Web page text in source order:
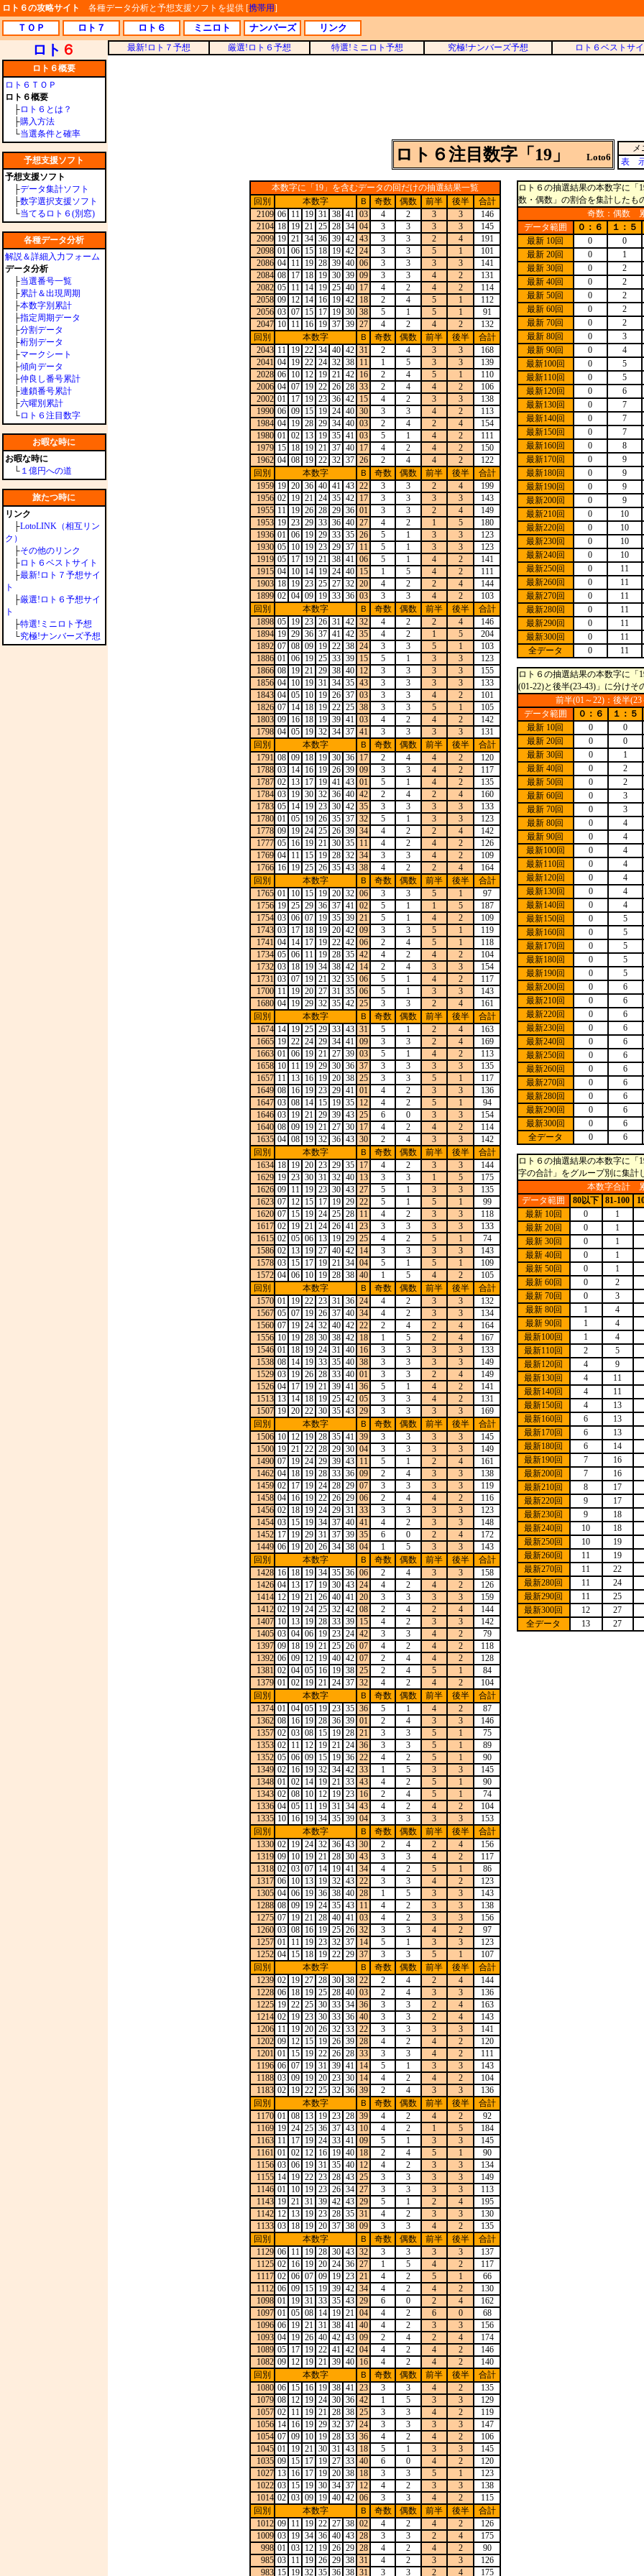
ロト６の攻略サイト 各種データ分析と予想支援ソフトを提供 [携帯用]
ＴＯＰ ロト７ ロト６ ミニロト ナンバーズ リンク
ロト ６
ロト６概要
ロト６ＴＯＰ
ロト６概要
├ロト６とは？
├購入方法
└当選条件と確率
予想支援ソフト
予想支援ソフト
├データ集計ソフト
├数字選択支援ソフト
└当てるロト６(別窓)
各種データ分析
解説＆詳細入力フォーム
データ分析
├当選番号一覧
├累計＆出現周期
├本数字別累計
├指定周期データ
├分割データ
├桁別データ
├マークシート
├傾向データ
├仲良し番号累計
├連鎖番号累計
├六曜別累計
└ロト６注目数字
お暇な時に
お暇な時に
└１億円への道
旅たつ時に
リンク
├LotoLINK（相互リン
ク）
├その他のリンク
├ロト６ベストサイト
├最新!ロト７予想サイ
ト
├厳選!ロト６予想サイ
ト
├特選!ミニロト予想
└究極!ナンバーズ予想
最新!ロト７予想 厳選!ロト６予想 特選!ミニロト予想 究極!ナンバーズ予想 ロト６ベストサイ
ロト６注目数字「19」 Loto6
メ
表
本数字に「19」を含むデータの回だけの抽選結果一覧
回別
本数字 Ｂ 奇数 偶数 前半 後半
合計
2109 06 11 19 31 38 41 03 4 2 3 3
146
2104 18 19 21 25 28 34 04 3 3 3 3
145
2099 19 21 34 36 39 42 43 3 3 2 4
191
2098 01 06 15 18 19 42 24 3 3 5 1
101
2086 04 11 19 28 39 40 06 3 3 3 3
141
2084 08 17 18 19 30 39 09 3 3 4 2
131
2082 05 11 14 19 25 40 17 4 2 4 2
114
2058 09 12 14 16 19 42 18 2 4 5 1
112
2056 03 07 15 17 19 30 38 5 1 5 1
91
2047 10 11 16 19 37 39 27 4 2 4 2
132
回別
本数字 Ｂ 奇数 偶数 前半 後半
合計
2043 11 19 22 34 40 42 31 2 4 3 3
168
2041 04 19 22 24 32 38 11 1 5 3 3
139
2028 06 10 12 19 21 42 16 2 4 5 1
110
2006 04 07 19 22 26 28 33 2 4 4 2
106
2002 01 17 19 23 36 42 15 4 2 3 3
138
1990 06 09 15 19 24 40 30 3 3 4 2
113
1984 04 19 28 29 34 40 03 2 4 2 4
154
1980 01 02 13 19 35 41 03 5 1 4 2
111
1979 15 18 19 21 37 40 17 4 2 4 2
150
1962 04 08 19 22 32 37 26 2 4 4 2
122
回別
本数字 Ｂ 奇数 偶数 前半 後半
合計
1959 19 20 36 40 41 43 22 3 3 2 4
199
1956 02 19 21 24 35 42 17 3 3 3 3
143
1955 11 19 26 28 29 36 01 3 3 2 4
149
1953 19 23 29 33 36 40 27 4 2 1 5
180
1936 01 06 19 29 33 35 26 5 1 3 3
123
1930 05 10 19 23 29 37 11 5 1 3 3
123
1919 05 17 19 21 38 41 06 5 1 4 2
141
1915 04 10 14 19 24 40 15 1 5 4 2
111
1903 18 19 23 25 27 32 20 4 2 2 4
144
1899 02 04 09 19 33 36 03 3 3 4 2
103
回別
本数字 Ｂ 奇数 偶数 前半 後半
合計
1898 05 19 23 26 31 42 32 4 2 2 4
146
1894 19 29 36 37 41 42 35 4 2 1 5
204
1892 07 08 09 19 22 38 24 3 3 5 1
103
1886 01 06 19 25 33 39 15 5 1 3 3
123
1866 08 19 21 29 38 40 12 3 3 3 3
155
1856 04 10 19 31 34 35 43 3 3 3 3
133
1843 04 05 10 19 26 37 03 3 3 4 2
101
1826 07 14 18 19 22 25 38 3 3 5 1
105
1803 09 16 18 19 39 41 03 4 2 4 2
142
1798 04 05 19 32 34 37 41 3 3 3 3
131
回別
本数字 Ｂ 奇数 偶数 前半 後半
合計
1791 08 09 18 19 30 36 17 2 4 4 2
120
1788 03 14 16 19 26 39 09 3 3 4 2
117
1787 02 13 17 19 41 43 01 5 1 4 2
135
1784 03 19 30 32 36 40 42 2 4 2 4
160
1783 05 14 19 23 30 42 35 3 3 3 3
133
1780 01 05 19 26 35 37 32 5 1 3 3
123
1778 09 19 24 25 26 39 34 4 2 2 4
142
1777 05 16 19 21 30 35 11 4 2 4 2
126
1769 04 11 15 19 28 32 34 3 3 4 2
109
1766 16 19 25 26 35 43 38 4 2 2 4
164
回別
本数字 Ｂ 奇数 偶数 前半 後半
合計
1765 01 10 15 19 20 32 06 3 3 5 1
97
1756 19 25 29 36 37 41 02 5 1 1 5
187
1754 03 06 07 19 35 39 21 5 1 4 2
109
1743 03 17 18 19 20 42 09 3 3 5 1
119
1741 04 14 17 19 22 42 06 2 4 5 1
118
1734 05 06 11 19 28 35 42 4 2 4 2
104
1732 03 18 19 34 38 42 14 2 4 3 3
154
1731 03 07 19 21 32 35 06 5 1 4 2
117
1700 11 19 20 27 31 35 06 5 1 3 3
143
1680 04 19 29 32 35 42 25 3 3 2 4
161
回別
本数字 Ｂ 奇数 偶数 前半 後半
合計
1674 14 19 25 29 33 43 31 5 1 2 4
163
1665 19 22 24 29 34 41 09 3 3 2 4
169
1663 01 06 19 21 27 39 03 5 1 4 2
113
1658 10 11 19 29 30 36 37 3 3 3 3
135
1657 11 13 16 19 20 38 25 3 3 5 1
117
1649 08 16 19 23 29 41 01 4 2 3 3
136
1647 03 08 14 15 19 35 12 4 2 5 1
94
1646 03 19 21 29 39 43 25 6 0 3 3
154
1640 08 09 19 21 27 30 17 4 2 4 2
114
1635 04 08 19 32 36 43 30 2 4 3 3
142
回別
本数字 Ｂ 奇数 偶数 前半 後半
合計
1634 18 19 20 23 29 35 17 4 2 3 3
144
1629 19 23 30 31 32 40 13 3 3 1 5
175
1626 09 11 19 23 30 43 27 5 1 3 3
135
1623 07 12 15 17 19 29 22 5 1 5 1
99
1620 07 15 19 24 25 28 11 4 2 3 3
118
1617 02 19 21 24 26 41 23 3 3 3 3
133
1615 02 05 06 13 19 29 25 4 2 5 1
74
1586 02 13 19 27 40 42 14 3 3 3 3
143
1578 03 15 17 19 21 34 04 5 1 5 1
109
1572 04 06 10 19 28 38 40 1 5 4 2
105
回別
本数字 Ｂ 奇数 偶数 前半 後半
合計
1570 01 19 22 23 31 36 24 4 2 3 3
132
1567 05 07 19 26 37 40 34 4 2 3 3
134
1560 07 19 24 32 40 42 22 2 4 2 4
164
1556 10 19 28 30 38 42 18 1 5 2 4
167
1546 01 18 19 24 31 40 16 3 3 3 3
133
1538 08 14 19 33 35 40 38 3 3 3 3
149
1529 03 19 26 28 33 40 01 3 3 2 4
149
1526 04 17 19 21 39 41 36 5 1 4 2
141
1513 13 14 18 19 25 42 05 3 3 4 2
131
1507 19 20 22 30 35 43 29 3 3 3 3
169
回別
本数字 Ｂ 奇数 偶数 前半 後半
合計
1506 10 12 19 28 35 41 39 3 3 3 3
145
1500 19 21 22 28 29 30 04 3 3 3 3
149
1490 07 19 24 29 39 43 11 5 1 2 4
161
1462 04 18 19 28 33 36 09 2 4 3 3
138
1459 02 17 19 24 28 29 07 3 3 3 3
119
1458 04 16 19 22 26 29 06 2 4 4 2
116
1456 02 18 19 24 29 31 33 3 3 3 3
123
1454 03 15 19 34 37 40 41 4 2 3 3
148
1452 17 19 29 31 37 39 35 6 0 2 4
172
1449 06 19 20 26 34 38 04 1 5 3 3
143
回別
本数字 Ｂ 奇数 偶数 前半 後半
合計
1428 16 18 19 34 35 36 06 2 4 3 3
158
1426 04 13 17 19 30 43 24 4 2 4 2
126
1414 12 19 21 26 40 41 20 3 3 3 3
159
1412 02 19 24 25 32 42 08 2 4 2 4
144
1407 10 13 19 28 33 39 15 4 2 3 3
142
1405 03 04 06 19 23 24 42 3 3 4 2
79
1397 09 18 19 21 25 26 07 4 2 4 2
118
1392 06 09 12 19 40 42 07 2 4 4 2
128
1381 02 04 05 16 19 38 25 2 4 5 1
84
1379 01 02 19 21 24 37 32 4 2 4 2
104
回別
本数字 Ｂ 奇数 偶数 前半 後半
合計
1374 01 04 05 19 23 35 36 5 1 4 2
87
1362 08 16 19 28 36 39 01 2 4 3 3
146
1357 02 03 08 15 19 28 21 3 3 5 1
75
1353 02 11 12 19 21 24 36 3 3 5 1
89
1352 05 06 09 15 19 36 22 4 2 5 1
90
1349 02 16 19 32 34 42 33 1 5 3 3
145
1348 01 02 14 19 21 33 43 4 2 5 1
90
1343 02 08 10 12 19 23 16 2 4 5 1
74
1336 04 05 11 19 31 34 43 4 2 4 2
104
1335 10 16 19 34 35 39 04 3 3 3 3
153
回別
本数字 Ｂ 奇数 偶数 前半 後半
合計
1330 02 19 24 32 36 43 30 2 4 2 4
156
1319 09 10 19 21 28 30 43 3 3 4 2
117
1318 02 03 07 14 19 41 34 4 2 5 1
86
1317 06 10 13 19 32 43 22 3 3 4 2
123
1305 04 06 19 36 38 40 28 1 5 3 3
143
1288 08 09 19 24 35 43 11 4 2 3 3
138
1275 07 19 21 28 40 41 03 4 2 3 3
156
1260 03 08 16 19 25 26 32 3 3 4 2
97
1257 01 11 19 23 32 37 14 5 1 3 3
123
1252 04 15 18 19 22 29 37 3 3 5 1
107
回別
本数字 Ｂ 奇数 偶数 前半 後半
合計
1239 02 19 27 28 30 38 22 2 4 2 4
144
1228 06 18 19 25 28 40 03 2 4 3 3
136
1225 19 22 25 30 33 34 36 3 3 2 4
163
1214 02 19 23 30 33 36 40 3 3 2 4
143
1206 11 19 20 26 32 33 22 3 3 3 3
141
1202 09 12 15 19 26 39 28 4 2 4 2
120
1201 01 15 19 22 26 28 33 3 3 4 2
111
1196 06 07 19 31 39 41 14 5 1 3 3
143
1188 03 09 19 20 23 30 14 4 2 4 2
104
1183 02 19 22 25 32 36 39 2 4 3 3
136
回別
本数字 Ｂ 奇数 偶数 前半 後半
合計
1170 01 08 13 19 23 28 39 4 2 4 2
92
1169 19 24 25 36 37 43 10 4 2 1 5
184
1163 11 17 19 24 33 41 09 5 1 3 3
145
1161 01 02 12 16 19 40 18 2 4 5 1
90
1156 03 06 19 31 35 40 12 4 2 3 3
134
1155 14 19 22 23 28 43 25 3 3 3 3
149
1146 01 10 19 23 26 34 27 3 3 3 3
113
1143 19 21 31 39 42 43 29 5 1 2 4
195
1142 12 13 19 23 28 35 31 4 2 3 3
130
1133 03 18 19 20 37 38 09 3 3 4 2
135
回別
本数字 Ｂ 奇数 偶数 前半 後半
合計
1129 06 11 19 28 30 43 32 3 3 3 3
137
1125 02 16 19 20 24 36 27 1 5 4 2
117
1117 02 06 07 09 19 23 21 4 2 5 1
66
1112 06 09 15 19 39 42 34 4 2 4 2
130
1098 01 19 31 33 35 43 29 6 0 2 4
162
1097 01 05 08 14 19 21 04 4 2 6 0
68
1096 06 19 21 31 38 41 40 4 2 3 3
156
1093 04 19 26 40 42 43 09 2 4 2 4
174
1089 05 17 19 22 41 42 04 4 2 4 2
146
1082 09 12 19 21 39 40 16 4 2 4 2
140
回別
本数字 Ｂ 奇数 偶数 前半 後半
合計
1080 06 15 16 19 38 41 23 3 3 4 2
135
1079 08 12 19 24 30 36 42 1 5 3 3
129
1057 02 11 19 21 28 38 25 3 3 4 2
119
1056 14 16 19 29 32 37 24 3 3 3 3
147
1054 07 09 10 19 28 33 36 4 2 4 2
106
1045 01 19 21 30 31 43 18 5 1 3 3
145
1035 09 15 17 19 27 33 40 6 0 4 2
120
1027 13 16 17 19 20 38 18 3 3 5 1
123
1022 03 15 19 30 34 37 12 4 2 3 3
138
1014 02 03 09 19 40 42 06 3 3 4 2
115
回別
本数字 Ｂ 奇数 偶数 前半 後半
合計
1012 09 11 19 22 27 38 02 4 2 4 2
126
1009 03 19 34 36 40 43 28 3 3 2 4
175
998 01 03 12 19 26 29 28 4 2 4 2
90
985 03 11 19 26 29 38 31 4 2 3 3
126
983 15 19 32 35 36 38 31 3 3 2 4 175
ロト６の抽選結果の本数字に「
数・偶数」の割合を集計したも
奇数：偶数
データ範囲
０：６ １：５
最新 10回
0 0
最新 20回
0 1
最新 30回
0 2
最新 40回
0 2
最新 50回
0 2
最新 60回
0 2
最新 70回
0 2
最新 80回
0 3
最新 90回
0 4
最新100回
0 5
最新110回
0 5
最新120回
0 6
最新130回
0 7
最新140回
0 7
最新150回
0 7
最新160回
0 8
最新170回
0 9
最新180回
0 9
最新190回
0 9
最新200回
0 9
最新210回
0 10
最新220回
0 10
最新230回
0 10
最新240回
0 10
最新250回
0 11
最新260回
0 11
最新270回
0 11
最新280回
0 11
最新290回
0 11
最新300回
0 11
全データ
0 11
ロト６の抽選結果の本数字に「
(01-22)と後半(23-43)」に分け
前半(01～22)：後半
データ範囲
０：６ １：５
最新 10回
0 0
最新 20回
0 0
最新 30回
0 1
最新 40回
0 2
最新 50回
0 2
最新 60回
0 3
最新 70回
0 3
最新 80回
0 4
最新 90回
0 4
最新100回
0 4
最新110回
0 4
最新120回
0 4
最新130回
0 4
最新140回
0 4
最新150回
0 5
最新160回
0 5
最新170回
0 5
最新180回
0 5
最新190回
0 5
最新200回
0 6
最新210回
0 6
最新220回
0 6
最新230回
0 6
最新240回
0 6
最新250回
0 6
最新260回
0 6
最新270回
0 6
最新280回
0 6
最新290回
0 6
最新300回
0 6
全データ
0 6
ロト６の抽選結果の本数字に「
字の合計」をグループ別に集計
本数字合計
データ範囲
80以下 81-100
最新 10回
0 1
最新 20回
0 1
最新 30回
0 1
最新 40回
0 1
最新 50回
0 1
最新 60回
0 2
最新 70回
0 3
最新 80回
1 4
最新 90回
1 4
最新100回
1 4
最新110回
2 5
最新120回
4 9
最新130回
4 11
最新140回
4 11
最新150回
4 13
最新160回
6 13
最新170回
6 13
最新180回
6 14
最新190回
7 16
最新200回
7 16
最新210回
8 17
最新220回
9 17
最新230回
9 18
最新240回
10 18
最新250回
10 19
最新260回
11 19
最新270回
11 22
最新280回
11 24
最新290回
11 25
最新300回
12 27
全データ
13 27